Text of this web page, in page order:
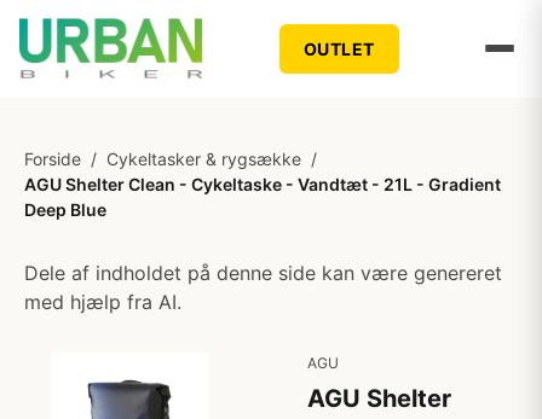
OUTLET
Forside / Cykeltasker & rygsække /
AGU Shelter Clean - Cykeltaske - Vandtæt - 21L - Gradient
Deep Blue
Dele af indholdet på denne side kan være genereret
med hjælp fra AI.
AGU
AGU Shelter